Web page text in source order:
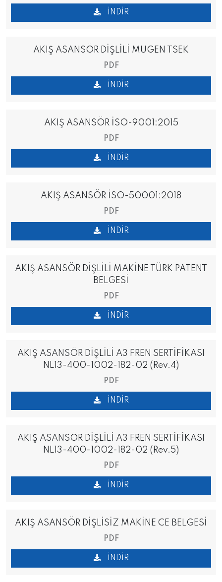
İNDIR
AKIŞ ASANSÖR DİŞLİLİ MUGEN TSEK
PDF
İNDIR
AKIŞ ASANSÖR İSO-9001:2015
PDF
İNDIR
AKIŞ ASANSÖR İSO-50001:2018
PDF
İNDIR
AKIŞ ASANSÖR DİŞLİLİ MAKİNE TÜRK PATENT
BELGESİ
PDF
İNDIR
AKIŞ ASANSÖR DİŞLİLİ A3 FREN SERTİFİKASI
NL13-400-1002-182-02 (Rev.4)
PDF
İNDIR
AKIŞ ASANSÖR DİŞLİLİ A3 FREN SERTİFİKASI
NL13-400-1002-182-02 (Rev.5)
PDF
İNDIR
AKIŞ ASANSÖR DİŞLİSİZ MAKİNE CE BELGESİ
PDF
İNDIR